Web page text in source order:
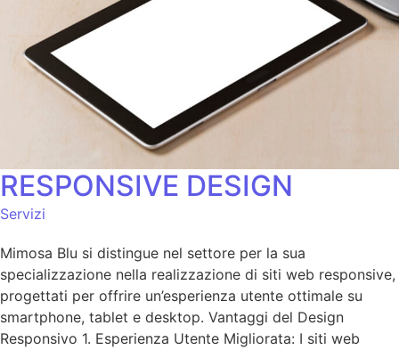
RESPONSIVE DESIGN
Servizi
Mimosa Blu si distingue nel settore per la sua
specializzazione nella realizzazione di siti web responsive,
progettati per offrire un’esperienza utente ottimale su
smartphone, tablet e desktop. Vantaggi del Design
Responsivo 1. Esperienza Utente Migliorata: I siti web